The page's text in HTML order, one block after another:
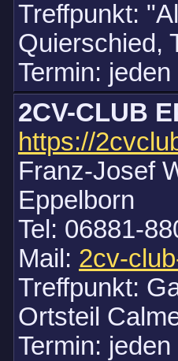
Treffpunkt:
Quierschied,
Termin:
2CV-CLUB
https://
Franz-Josef
Eppelborn
Tel: 06881-
Mail: 2cv-
Treffpunkt:
Ortsteil
Termin: